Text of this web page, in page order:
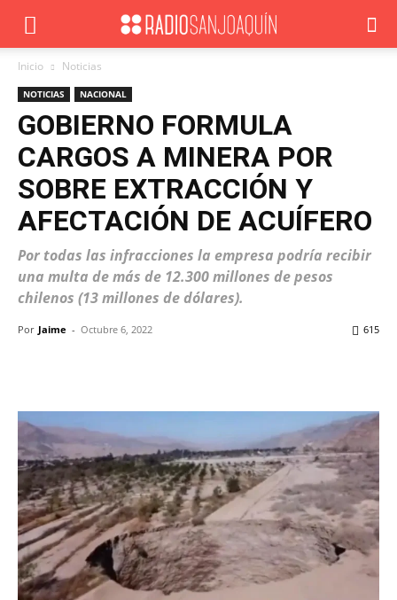
Inicio Noticias
NOTICIAS NACIONAL
GOBIERNO FORMULA
CARGOS A MINERA POR
SOBRE EXTRACCIÓN Y
AFECTACIÓN DE ACUÍFERO
Por todas las infracciones la empresa podría recibir
una multa de más de 12.300 millones de pesos
chilenos (13 millones de dólares).
Por Jaime - Octubre 6, 2022 615